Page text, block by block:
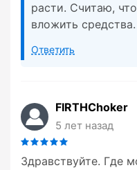
расти. Считаю,
вложить средства.
Ответить
FIRTHChoker
5 лет назад
Здравствуйте. Где